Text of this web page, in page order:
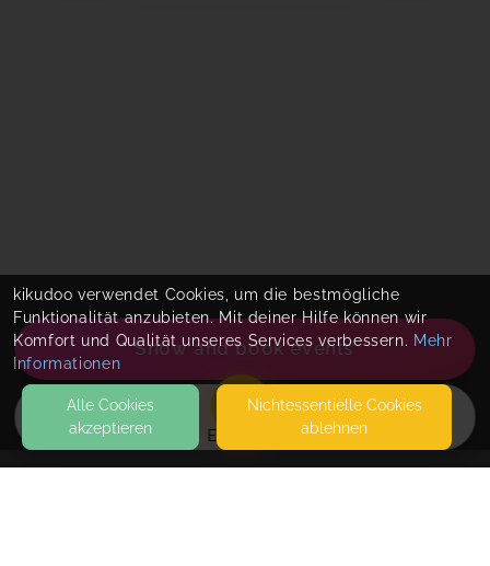
EVENTS
Show and book events
kikudoo verwendet Cookies, um die bestmögliche
Funktionalität anzubieten. Mit deiner Hilfe können wir
Komfort und Qualität unseres Services verbessern. Mehr
Informationen
Alle Cookies
akzeptieren
Nicht­essentielle Cookies
ablehnen